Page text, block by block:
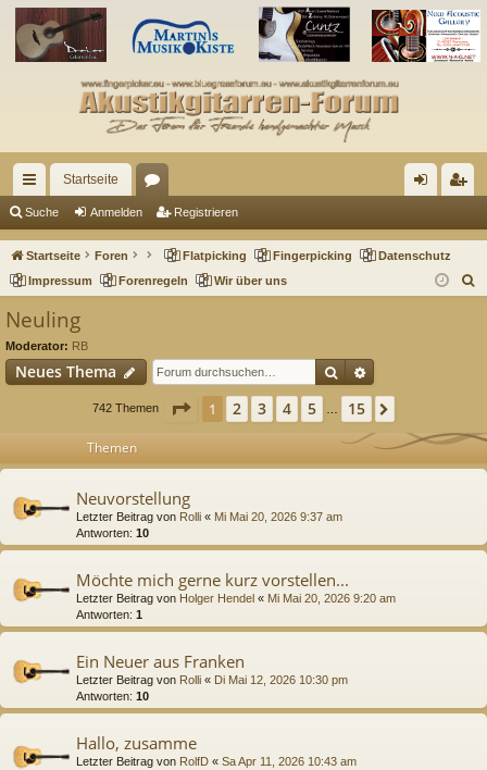
ch
ne
llz
riff
Startseite
en m ist
rie
Suche Anmelden Registrieren
Startseite Foren Flatpicking Fingerpicking
Datenschutz
Impressum
Forenregeln Wir über uns
Neuling
Moderator: RB
Neues Thema Suche
742 Themen Seite1 von 15
1 2 3 4 5 15
Themen
Neuvorstellung
Letzter Beitrag von Rolli « Mi Mai 20, 2026 9:37 am
Antworten: 10
Möchte mich gerne kurz vorstellen...
Letzter Beitrag von Holger Hendel « Mi Mai 20, 2026 9:20 am
Antworten: 1
Ein Neuer aus Franken
Letzter Beitrag von Rolli « Di Mai 12, 2026 10:30 pm
Antworten: 10
Hallo, zusamme
Letzter Beitrag von RolfD « Sa Apr 11, 2026 10:43 am